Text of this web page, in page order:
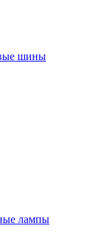
шины
лампы